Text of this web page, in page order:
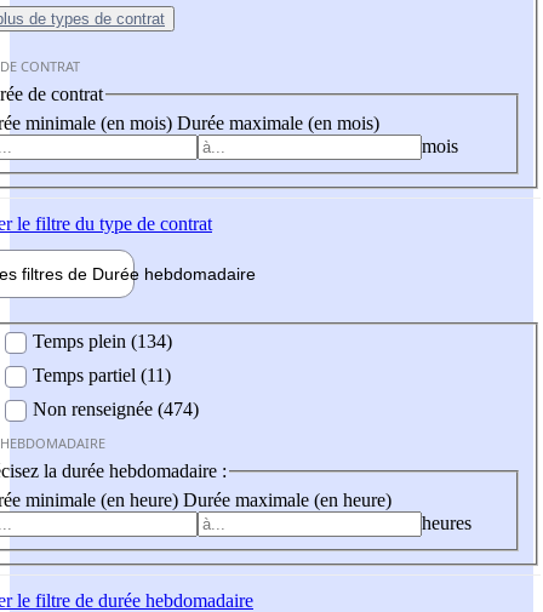
de types de contrat
CONTRAT
de contrat
minimale (en mois) Durée maximale (en mois)
mois
le filtre du type de contrat
filtres de Durée hebdomadaire
Temps plein (134)
Temps partiel (11)
Non renseignée (474)
la durée hebdomadaire :
minimale (en heure) Durée maximale (en heure)
heures
le filtre de durée hebdomadaire